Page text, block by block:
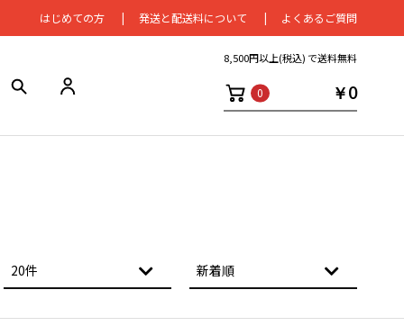
はじめての⽅ 発送と配送料について よくあるご質問
8,500円以上(税込) で送料無料
0 ￥0